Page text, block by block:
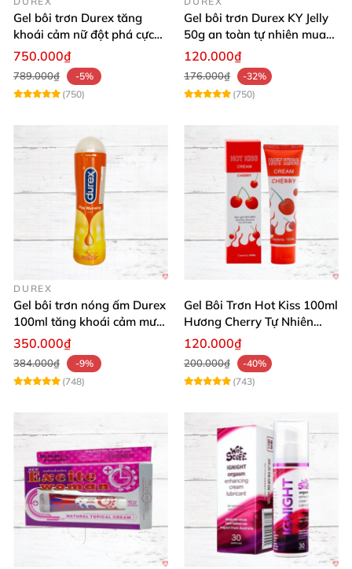
Gel bôi trơn Durex tăng
khoái cảm nữ đột phá cực
thích
750.000₫
789.000₫
-5%
(750)
Gel bôi trơn Durex KY Jelly
50g an toàn tự nhiên mua
ngay
120.000₫
176.000₫
-32%
(750)
DUREX
Gel bôi trơn nóng ấm Durex
100ml tăng khoái cảm mượt
mà
350.000₫
384.000₫
-9%
(748)
Gel Bôi Trơn Hot Kiss 100ml
Hương Cherry Tự Nhiên
Mượt Mà
120.000₫
200.000₫
-40%
(743)